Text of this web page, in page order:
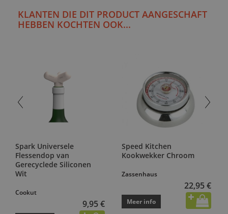
KLANTEN DIE DIT PRODUCT AANGESCHAFT
HEBBEN KOCHTEN OOK...
Spark Universele
Flessendop van
Gerecyclede Siliconen
Wit
Cookut
9,95 €
Speed Kitchen
Kookwekker Chroom
Zassenhaus
22,95 €
Meer info